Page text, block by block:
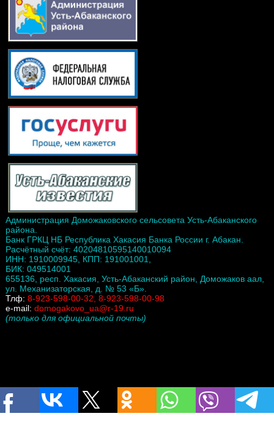
Администрация Доможаковского сельсовета Усть-Абаканского
района.
Банк ГРКЦ НБ Республика Хакасия Банка России г. Абакан.
Расчётный счёт: 40204810595140010094
ИНН: 1910009945, КПП: 191001001,
БИК: 049514001
655136, респ. Хакасия, Усть-Абаканский район, Доможаков аал,
ул. Механизаторская, д. № 53 «Б».
Тлф: 8-923-598-00-32, 8-923-598-00-98
e-mail: domogakovo_ua@r-19.ru
(только для официальной почты)